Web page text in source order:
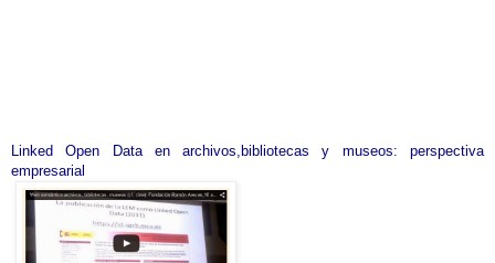
Linked Open Data en archivos,bibliotecas y museos: perspectiva
empresarial